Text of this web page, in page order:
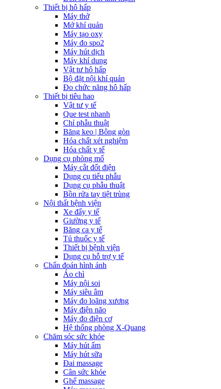
Thiết bị hô hấp
Máy thở
Mở khí quản
Máy tạo oxy
Máy đo spo2
Máy hút dịch
Máy khí dung
Vật tư hô hấp
Bộ đặt nội khí quản
Đo chức năng hô hấp
Thiết bị tiêu hao
Vật tư y tế
Que test nhanh
Chỉ phẫu thuật
Băng keo | Bông gòn
Hóa chất xét nghiệm
Hóa chất y tế
Dụng cụ phòng mổ
Máy cắt đốt điện
Dụng cụ tiểu phẫu
Dụng cụ phẫu thuật
Bồn rửa tay tiệt trùng
Nội thất bệnh viện
Xe đẩy y tế
Giường y tế
Băng ca y tế
Tủ thuốc y tế
Thiết bị bệnh viện
Dụng cụ hỗ trợ y tế
Chẩn đoán hình ảnh
Áo chì
Máy nội soi
Máy siêu âm
Máy đo loãng xương
Máy điện não
Máy đo điện cơ
Hệ thống phòng X-Quang
Chăm sóc sức khỏe
Máy hút ẩm
Máy hút sữa
Đai massage
Cân sức khỏe
Ghế massage